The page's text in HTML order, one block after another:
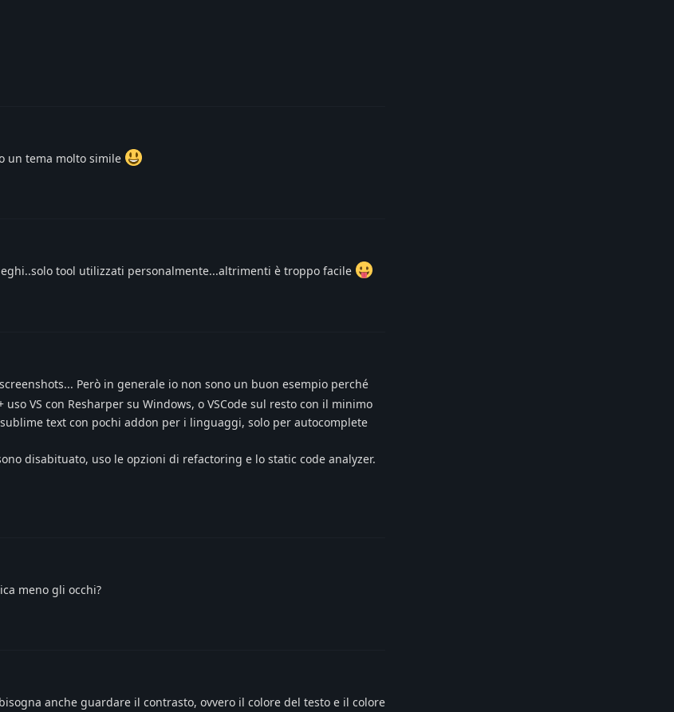
un tema molto simile
tool utilizzati personalmente...altrimenti è troppo facile
Però in generale io non sono un buon esempio perché
VS con Resharper su Windows, o VSCode sul resto con il minimo
text con pochi addon per i linguaggi, solo per autocomplete
disabituato, uso le opzioni di refactoring e lo static code analyzer.
meno gli occhi?
anche guardare il contrasto, ovvero il colore del testo e il colore